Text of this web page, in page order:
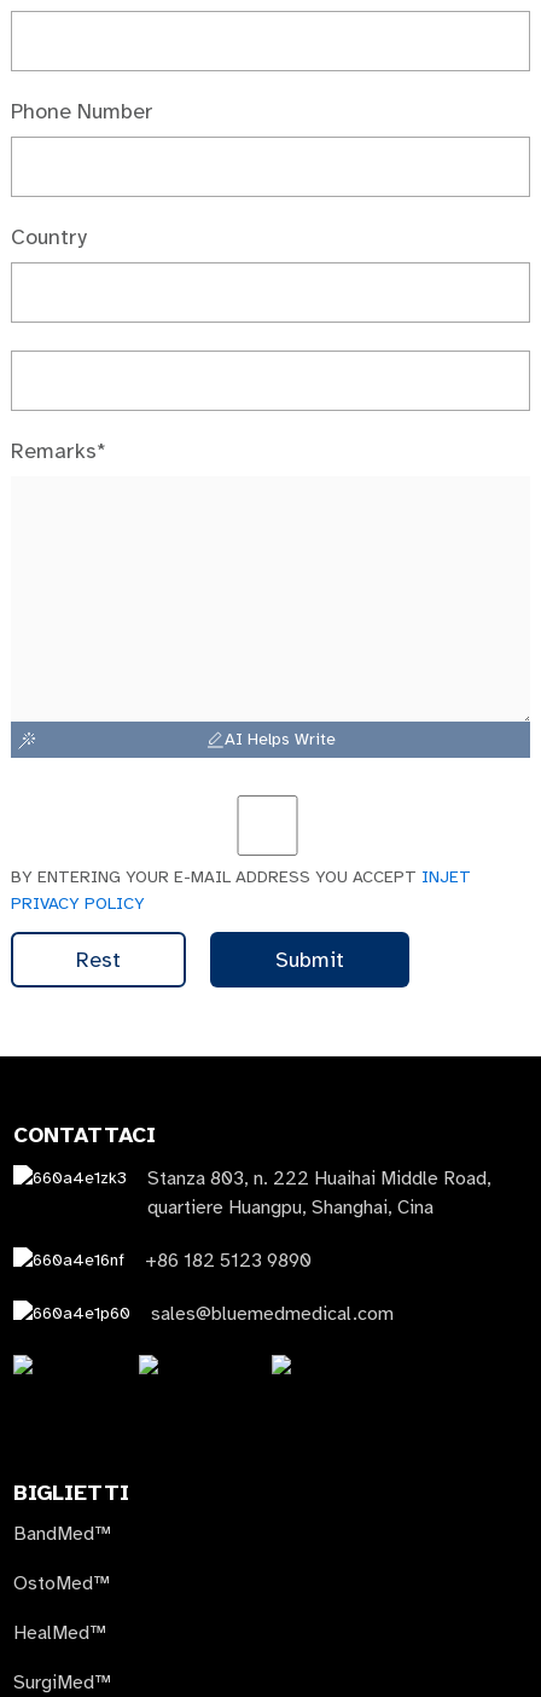
Phone Number
Country
Remarks*
AI Helps Write
BY ENTERING YOUR E-MAIL ADDRESS YOU ACCEPT INJET
PRIVACY POLICY
Rest Submit
CONTATTACI
Stanza 803, n. 222 Huaihai Middle Road,
quartiere Huangpu, Shanghai, Cina
+86 182 5123 9890
sales@bluemedmedical.com
BIGLIETTI
BandMed™
OstoMed™
HealMed™
SurgiMed™